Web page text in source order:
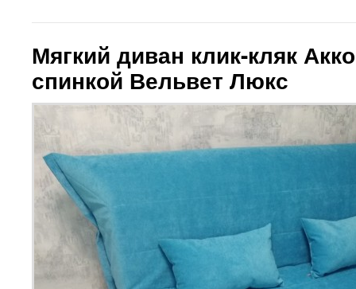
Мягкий диван клик-кляк
спинкой Вельвет Люкс